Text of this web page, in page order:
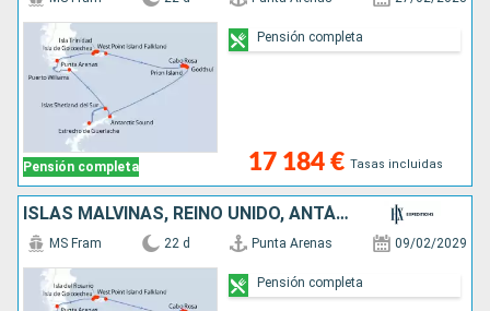
Pensión completa 17 184 € Tasas incluidas
Pensión completa
ISLAS MALVINAS, REINO UNIDO, ANTÁRTICO, CHILE
MS Fram 22 d Punta Arenas 09/02/2029
Pensión completa